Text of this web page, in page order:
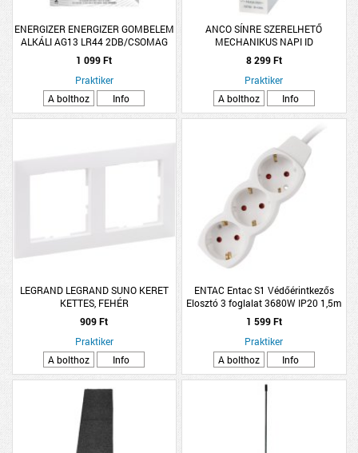
ENERGIZER ENERGIZER GOMBELEM
ALKÁLI AG13 LR44 2DB/CSOMAG
1 099 Ft
Praktiker
A bolthoz
Info
ANCO SÍNRE SZERELHETŐ
MECHANIKUS NAPI ID
IDŐKAPCSOLÓ 16A 15 PERCES, IP20
8 299 Ft
Praktiker
A bolthoz
Info
LEGRAND LEGRAND SUNO KERET
KETTES, FEHÉR
909 Ft
Praktiker
A bolthoz
Info
ENTAC Entac S1 Védőérintkezős
Elosztó 3 foglalat 3680W IP20 1,5m
3G1.5
1 599 Ft
Praktiker
A bolthoz
Info